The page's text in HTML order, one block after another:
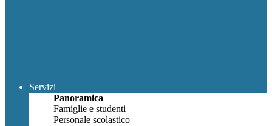
Servizi
Panoramica
Famiglie e studenti
Personale scolastico